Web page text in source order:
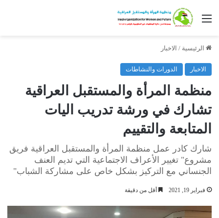
القائمة
الرئيسية / الاخبار
الاخبار الدورات والنشاطات
منظمة المرأة والمستقبل العراقية
تشارك في ورشة تدريب اليات
المتابعة والتقييم
شارك كادر عمل منظمة المرأة والمستقبل العراقية فريق
مشروع" تغيير الأعراف الاجتماعية التي تديم العنف
الجنساني مع التركيز بشكل خاص على مشاركة الشباب"
فبراير 19, 2021 أقل من دقيقة